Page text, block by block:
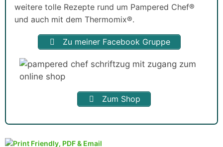
weitere tolle Rezepte rund um Pampered Chef®
und auch mit dem Thermomix®.
Zu meiner Facebook Gruppe
Zum Shop